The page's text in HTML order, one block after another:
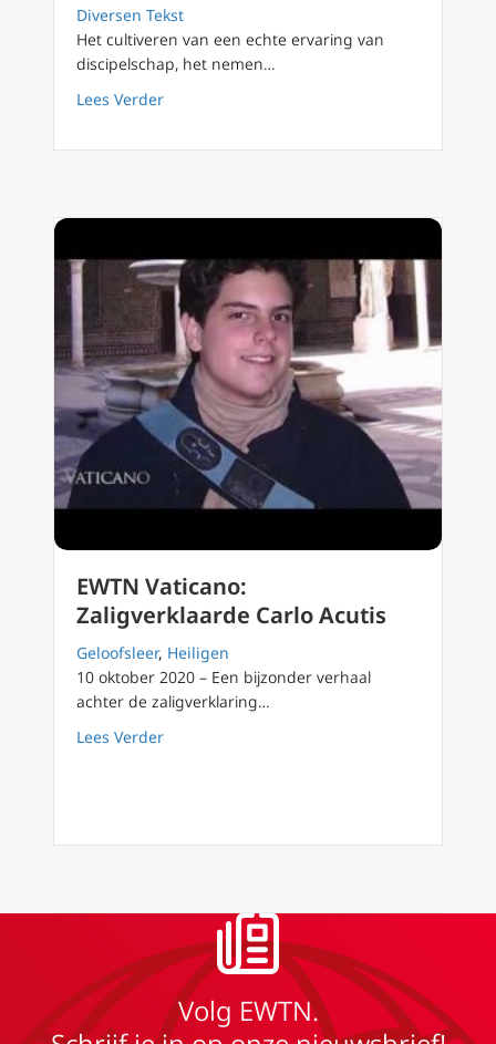
Diversen Tekst
Het cultiveren van een echte ervaring van
discipelschap, het nemen…
Lees Verderabout Voorbij de Paaswake: het geheim
EWTN Vaticano:
Zaligverklaarde Carlo Acutis
Geloofsleer, Heiligen
10 oktober 2020 – Een bijzonder verhaal
achter de zaligverklaring…
Lees Verderabout EWTN Vaticano: Zaligverklaarde Carlo
Volg EWTN.